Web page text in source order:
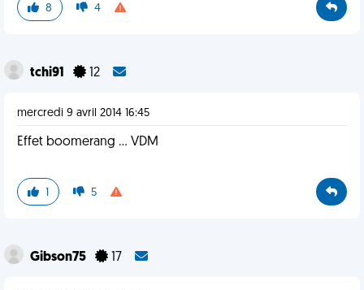
8 4
tchi91 12
mercredi 9 avril 2014 16:45
Effet boomerang ... VDM
1 5
Gibson75 17